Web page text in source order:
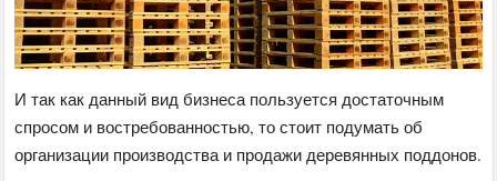
И так как данный вид бизнеса пользуется достаточным
спросом и востребованностью, то стоит подумать об
организации производства и продажи деревянных поддонов.